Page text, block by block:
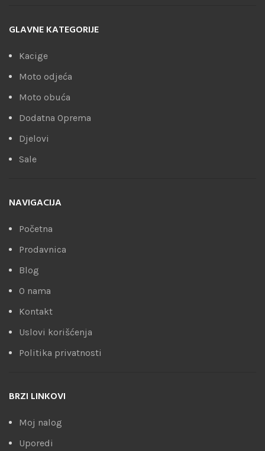
GLAVNE KATEGORIJE
Kacige
Moto odjeća
Moto obuća
Dodatna Oprema
Djelovi
Sale
NAVIGACIJA
Početna
Prodavnica
Blog
O nama
Kontakt
Uslovi korišćenja
Politika privatnosti
BRZI LINKOVI
Moj nalog
Uporedi